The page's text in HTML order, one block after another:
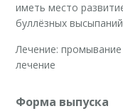
иметь место
буллёзных
Лечение:
лечение
Форма выпуска